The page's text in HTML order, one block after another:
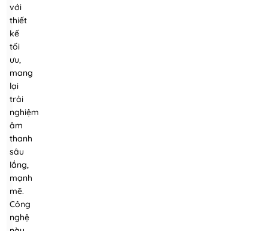
với
thiết
kế
tối
ưu,
mang
lại
trải
nghiệm
âm
thanh
sâu
lắng,
mạnh
mẽ.
Công
nghệ